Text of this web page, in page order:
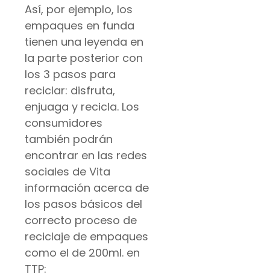
Así, por ejemplo, los
empaques en funda
tienen una leyenda en
la parte posterior con
los 3 pasos para
reciclar: disfruta,
enjuaga y recicla. Los
consumidores
también podrán
encontrar en las redes
sociales de Vita
información acerca de
los pasos básicos del
correcto proceso de
reciclaje de empaques
como el de 200ml. en
TTP: